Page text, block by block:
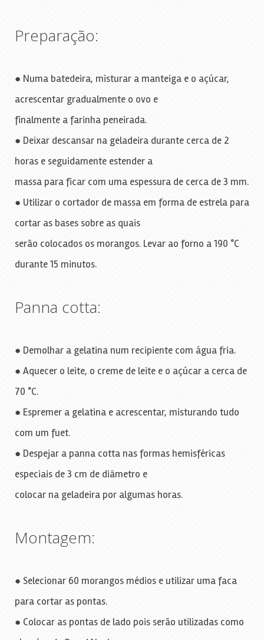
Preparação:
● Numa batedeira, misturar a manteiga e o açúcar,
acrescentar gradualmente o ovo e
finalmente a farinha peneirada.
● Deixar descansar na geladeira durante cerca de 2
horas e seguidamente estender a
massa para ficar com uma espessura de cerca de 3 mm.
● Utilizar o cortador de massa em forma de estrela para
cortar as bases sobre as quais
serão colocados os morangos. Levar ao forno a 190 °C
durante 15 minutos.
Panna cotta:
● Demolhar a gelatina num recipiente com água fria.
● Aquecer o leite, o creme de leite e o açúcar a cerca de
70 °C.
● Espremer a gelatina e acrescentar, misturando tudo
com um fuet.
● Despejar a panna cotta nas formas hemisféricas
especiais de 3 cm de diâmetro e
colocar na geladeira por algumas horas.
Montagem:
● Selecionar 60 morangos médios e utilizar uma faca
para cortar as pontas.
● Colocar as pontas de lado pois serão utilizadas como